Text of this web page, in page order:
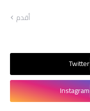
أقدم
Twitter
Instagram